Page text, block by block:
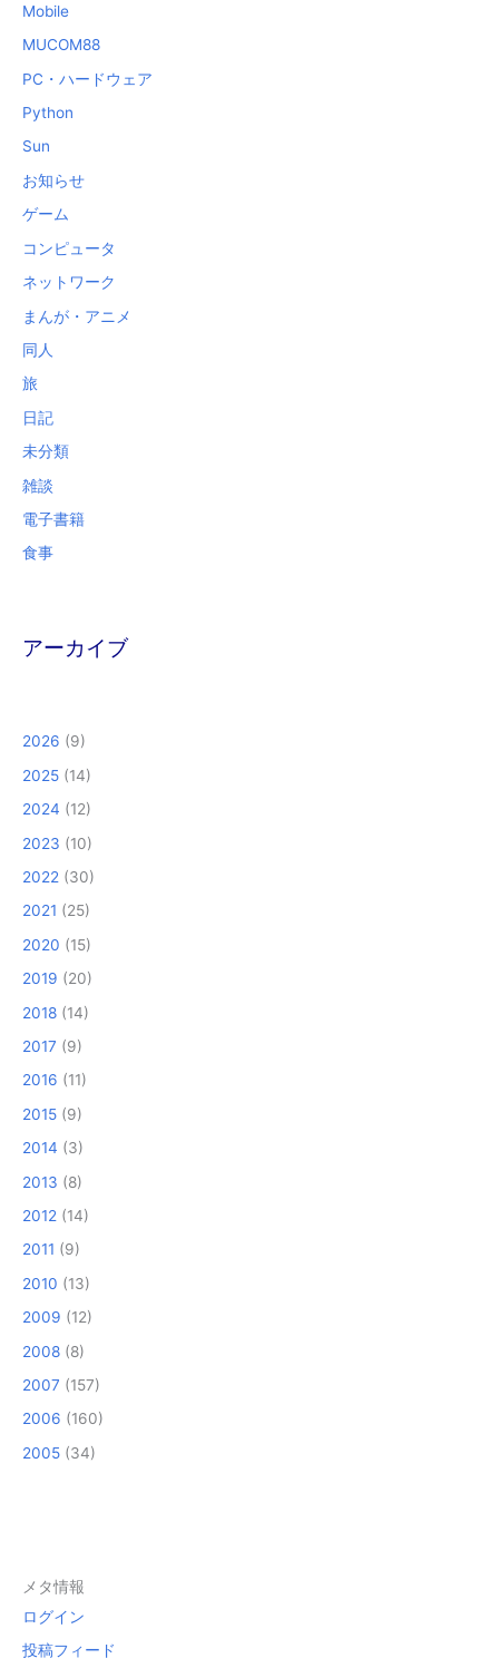
Mobile
MUCOM88
PC・ハードウェア
Python
Sun
お知らせ
ゲーム
コンピュータ
ネットワーク
まんが・アニメ
同人
旅
日記
未分類
雑談
電子書籍
食事
アーカイブ
2026 (9)
2025 (14)
2024 (12)
2023 (10)
2022 (30)
2021 (25)
2020 (15)
2019 (20)
2018 (14)
2017 (9)
2016 (11)
2015 (9)
2014 (3)
2013 (8)
2012 (14)
2011 (9)
2010 (13)
2009 (12)
2008 (8)
2007 (157)
2006 (160)
2005 (34)
メタ情報
ログイン
投稿フィード